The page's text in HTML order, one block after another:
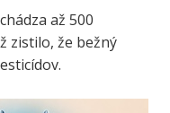
až 500
zistilo, že bežný